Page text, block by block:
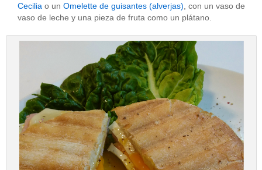
Cecilia o un Omelette de guisantes (alverjas), con un vaso de
vaso de leche y una pieza de fruta como un plátano.